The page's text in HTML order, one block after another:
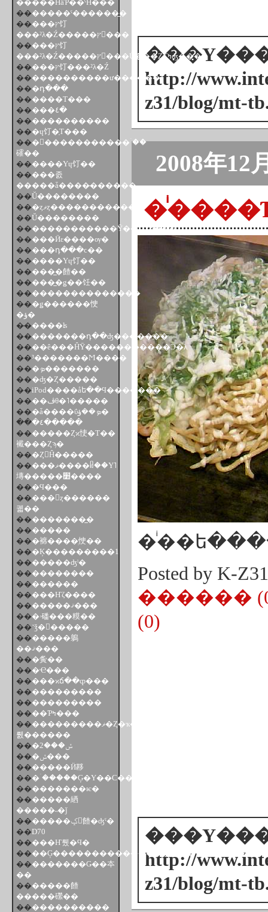
http://
z31/blog/mt-
2008年12
Posted by K-
������
(0)
http://
z31/blog/mt-
�����ĤäƤ��ˤĤ���
�������ˤ������̲�
�����ץ饤
���²λ�Ź�����ץ󥻡���
�����ץ饤
���²λ�Ź�����ץ󥻡���Ű���ȤΤߤʤ���
��
���ץ饤���²λ�Ź
������������ư������
���դ���
������Τ���
��
���٤�
������������
���ɥ饤�֤Τ���
��������������ۤ��
礭��
������Υɥ饤��
�����졼
�����ǡ����̵������
��Ŭ��������
��
�ȥޥȥ�����������
��Ŭ��������
�������������Ȳ��ԤΥƥ���
�����Ӥε����ѹ�
�����դ���ϲ��
������Υɥ饤��
�����̲�餷��
�����̲�ǥ��饪��
����������������
���ǥ������㤤
�ؤ�
��̵����ʪ
���������դ��ʤ�������
����ê���ĤȲ�����������Ͻ�λ
��³�������Ϻ����
��
�ܤ�������
���ʤ�Ȥ�����
��iPod����åե��Ϥ�������
��
��ڤθ�˥�����
��
�ǡ����ΰܤ��ؤ�
��
�٤�����
�������Ȥϰ㤦�Τ��
襶���Ȥϡ�
���Ȥ󤫤Ĥ�����
�����ޥ����ᥤ��Υ˥
塼�����׺����
���Ϥ���
�����󥹥ȥ������
궯��
���������̲�
�������
���褯����ְ㤤��
���Ķ���������1
�������ʤˡ�
����������
��������
�����Ҥζ����
��
�����ޤ���
��
�ۥ磻���糢��
��˺ǯ�񥷡�����
�������鵢
��ޤ���
���夤��
���Ҽ���
�����ϰճ��ȹ���
�����������
�����������
��
��Ƥߤ���
�����������ޥ�Ȥ�ҡ��
뤬������
��
�ݽ���2
��
�ݽ���
�������Ӥ夦
���ۤ�����Ģ�Υ��С��μ̿�
���������ѥ�
�������絤
�����˵�ǰ
��
�����ݤ󤵤餷�ʤˤ�
��D70
�����Ҥ뤴�Ϥ�
��
���������Ǥ��夲
��
�������餷
�����礯��
������������